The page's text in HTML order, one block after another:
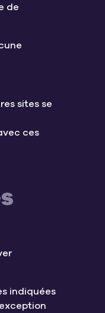
de
sites se
ces
indiquées